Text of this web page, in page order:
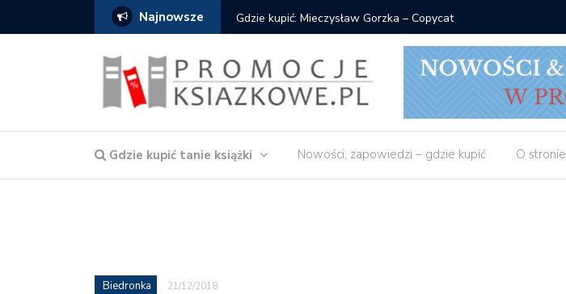
Najnowsze Gdzie kupić: Mieczysław Gorzka – Copycat
Gdzie kupić tanie książki Nowości, zapowiedzi – gdzie kupić O stronie
Biedronka 21/12/2018